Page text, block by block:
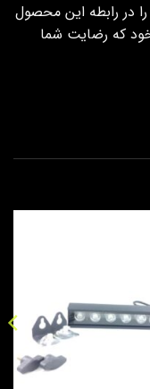
در رابطه این محصول
خود که رضایت شما